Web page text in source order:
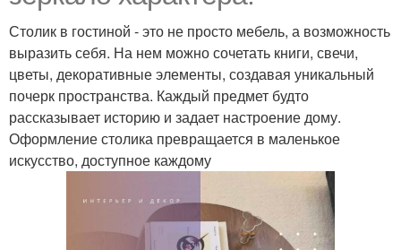
Столик в гостиной - это не просто мебель, а возможность
выразить себя. На нем можно сочетать книги, свечи,
цветы, декоративные элементы, создавая уникальный
почерк пространства. Каждый предмет будто
рассказывает историю и задает настроение дому.
Оформление столика превращается в маленькое
искусство, доступное каждому